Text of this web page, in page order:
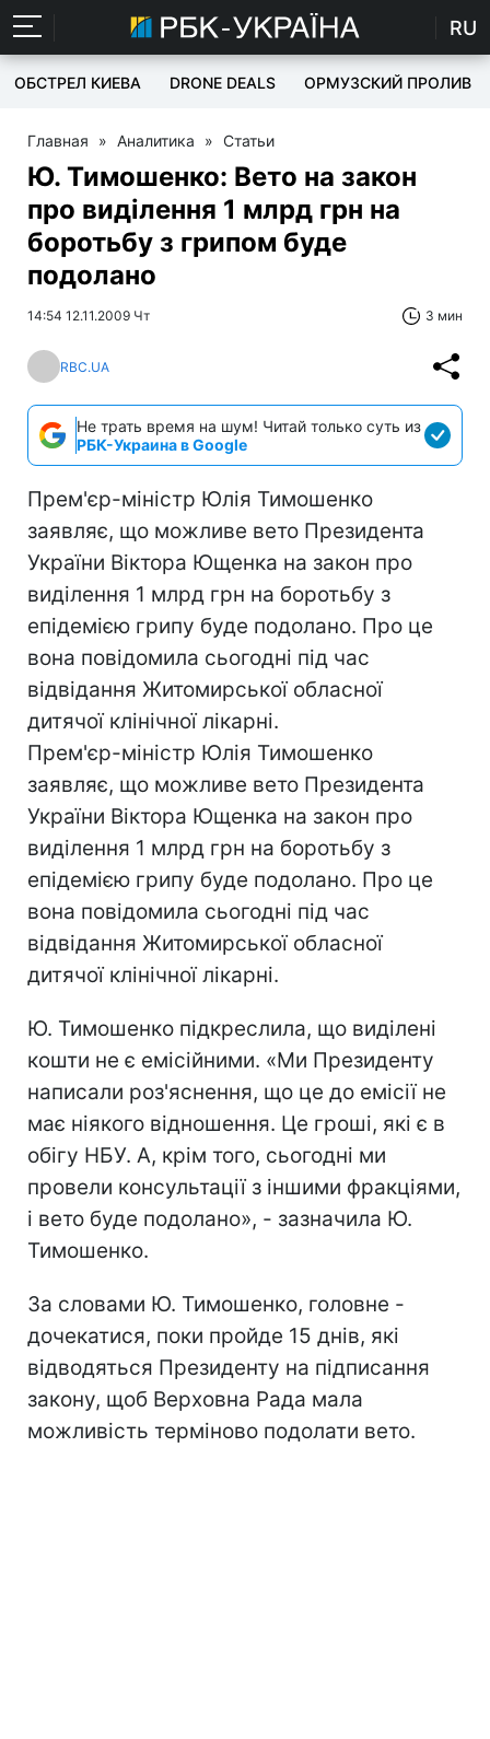
RU
ОБСТРЕЛ КИЕВА DRONE DEALS ОРМУЗСКИЙ ПРОЛИВ
Главная » Аналитика » Статьи
Ю. Тимошенко: Вето на закон
про виділення 1 млрд грн на
боротьбу з грипом буде
подолано
14:54 12.11.2009 Чт 3 мин
RBC.UA
Не трать время на шум! Читай только суть из
РБК-Украина в Google
Прем'єр-міністр Юлія Тимошенко
заявляє, що можливе вето Президента
України Віктора Ющенка на закон про
виділення 1 млрд грн на боротьбу з
епідемією грипу буде подолано. Про це
вона повідомила сьогодні під час
відвідання Житомирської обласної
дитячої клінічної лікарні.
Прем'єр-міністр Юлія Тимошенко
заявляє, що можливе вето Президента
України Віктора Ющенка на закон про
виділення 1 млрд грн на боротьбу з
епідемією грипу буде подолано. Про це
вона повідомила сьогодні під час
відвідання Житомирської обласної
дитячої клінічної лікарні.
Ю. Тимошенко підкреслила, що виділені
кошти не є емісійними. «Ми Президенту
написали роз'яснення, що це до емісії не
має ніякого відношення. Це гроші, які є в
обігу НБУ. А, крім того, сьогодні ми
провели консультації з іншими фракціями,
і вето буде подолано», - зазначила Ю.
Тимошенко.
За словами Ю. Тимошенко, головне -
дочекатися, поки пройде 15 днів, які
відводяться Президенту на підписання
закону, щоб Верховна Рада мала
можливість терміново подолати вето.